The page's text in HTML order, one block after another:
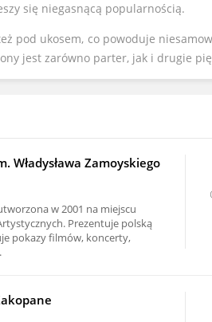
się niegasnącą popularnością.
pod ukosem, co powoduje
jest zarówno parter, jak i drugie
Władysława Zamoyskiego
w 2001 na miejscu
Prezentuje polską
pokazy filmów, koncerty,